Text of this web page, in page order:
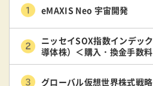
eMAXIS Neo 宇宙開発
ニッセイSOX指数インデッ
導体株）＜購入・換金手数
グローバル仮想世界株式戦